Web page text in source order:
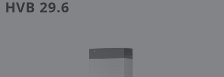
HVB 29.6